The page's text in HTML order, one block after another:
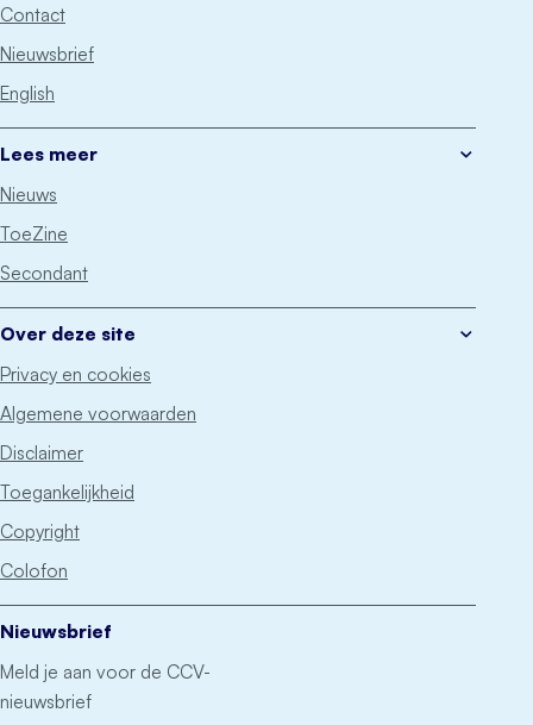
Contact
Nieuwsbrief
English
Lees meer
Nieuws
ToeZine
Secondant
Over deze site
Privacy en cookies
Algemene voorwaarden
Disclaimer
Toegankelijkheid
Copyright
Colofon
Nieuwsbrief
Meld je aan voor de CCV-
nieuwsbrief